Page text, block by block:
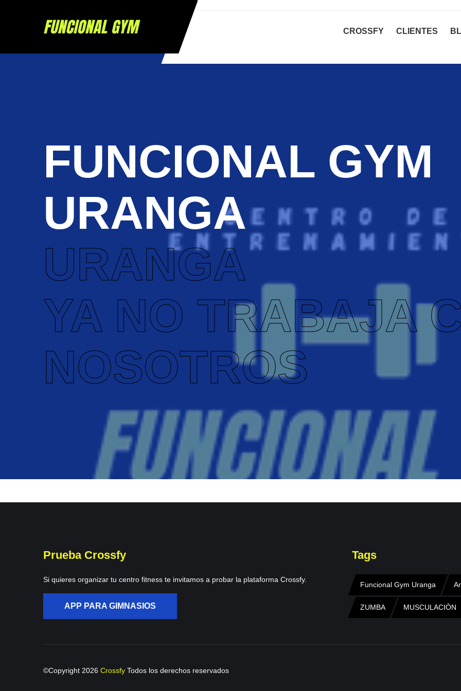
CROSSFY CLIENTES
FUNCIONAL GYM
URANGA
URANGA
YA NO TRABAJA
NOSOTROS
Prueba Crossfy
Si quieres organizar tu centro fitness te invitamos a probar la plataforma Crossfy.
APP PARA GIMNASIOS
Tags
Funcional Gym Uranga
ZUMBA MUSCULACIÒN
©Copyright 2026 Crossfy Todos los derechos reservados